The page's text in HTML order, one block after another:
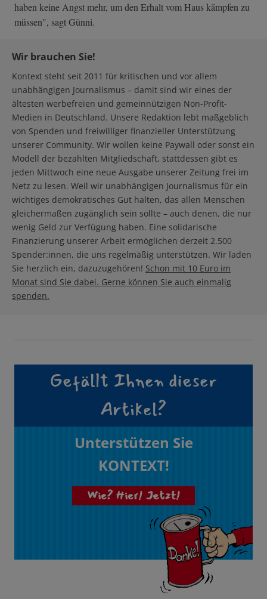
haben keine Angst mehr, um den Erhalt vom Haus kämpfen zu
müssen", sagt Günni.
Wir brauchen Sie!
Kontext steht seit 2011 für kritischen und vor allem
unabhängigen Journalismus – damit sind wir eines der
ältesten werbefreien und gemeinnützigen Non-Profit-
Medien in Deutschland. Unsere Redaktion lebt maßgeblich
von Spenden und freiwilliger finanzieller Unterstützung
unserer Community. Wir wollen keine Paywall oder sonst ein
Modell der bezahlten Mitgliedschaft, stattdessen gibt es
jeden Mittwoch eine neue Ausgabe unserer Zeitung frei im
Netz zu lesen. Weil wir unabhängigen Journalismus für ein
wichtiges demokratisches Gut halten, das allen Menschen
gleichermaßen zugänglich sein sollte – auch denen, die nur
wenig Geld zur Verfügung haben. Eine solidarische
Finanzierung unserer Arbeit ermöglichen derzeit 2.500
Spender:innen, die uns regelmäßig unterstützen. Wir laden
Sie herzlich ein, dazuzugehören! Schon mit 10 Euro im
Monat sind Sie dabei. Gerne können Sie auch einmalig
spenden.
Gefällt Ihnen dieser
Artikel?
Unterstützen Sie
KONTEXT!
Wie? Hier! Jetzt!